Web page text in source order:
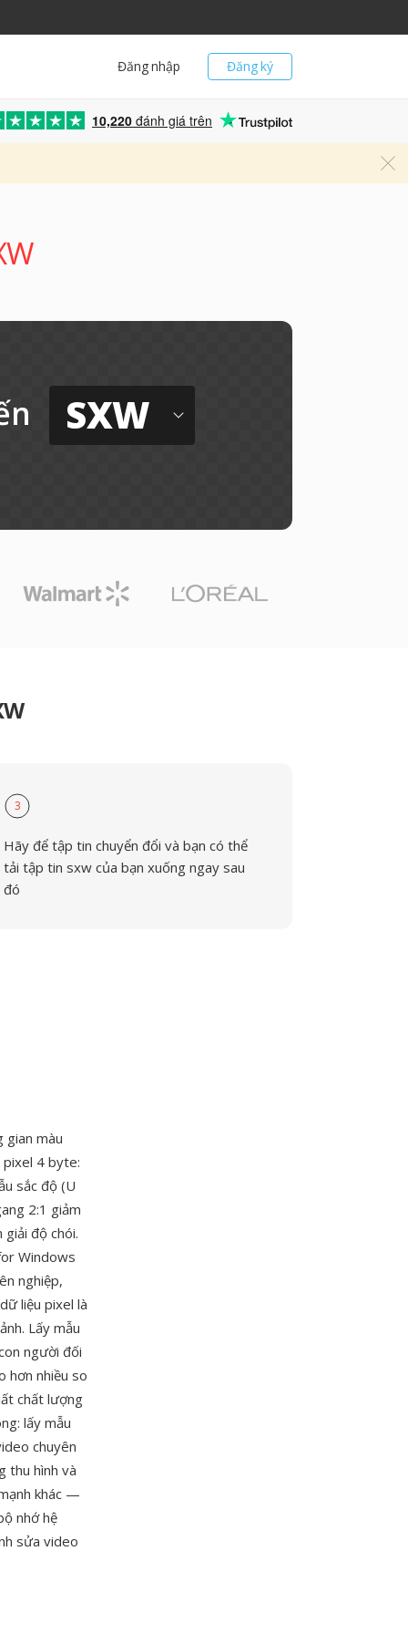
Đăng ký
Đăng nhập
10,220 đánh giá trên
SXW
3
Hãy để tập tin chuyển đổi và bạn có thể
tải tập tin sxw của bạn xuống ngay sau
đó
gian màu
pixel 4 byte:
sắc độ (U
2:1 giảm
độ chói.
Windows
nghiệp,
liệu pixel là
Lấy mẫu
người đối
hơn nhiều so
chất lượng
lấy mẫu
chuyên
thu hình và
khác —
nhớ hệ
sửa video